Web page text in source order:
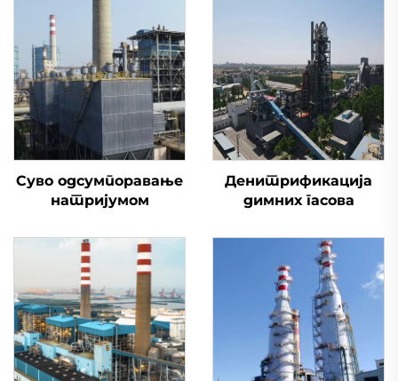
Суво одсумпоравање
натријумом
Денитрификација
димних гасова